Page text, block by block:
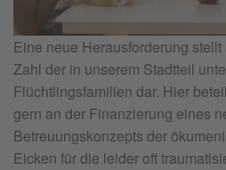
Eine neue Herausforderung
Zahl der in unserem Stadtteil
Flüchtlingsfamilien dar. Hier
gern an der Finanzierung eines
Betreuungskonzepts der
Eicken für die leider oft